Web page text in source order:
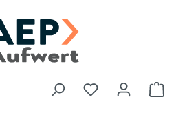
Du hast 0